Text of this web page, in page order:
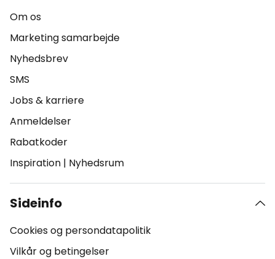
Om os
Marketing samarbejde
Nyhedsbrev
SMS
Jobs & karriere
Anmeldelser
Rabatkoder
Inspiration | Nyhedsrum
Sideinfo
Cookies og persondatapolitik
Vilkår og betingelser